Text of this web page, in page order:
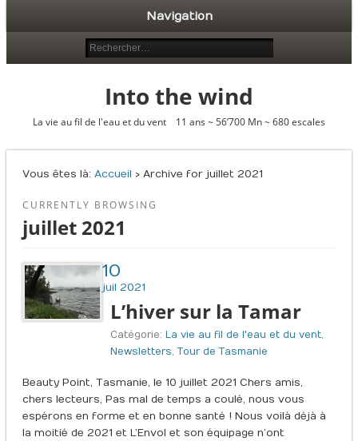
Navigation
Into the wind
La vie au fil de l'eau et du vent 11 ans ~ 56’700 Mn ~ 680 escales
Vous êtes là : Accueil › Archive for juillet 2021
CURRENTLY BROWSING
juillet 2021
10
juil 2021
L’hiver sur la Tamar
Catégorie: La vie au fil de l'eau et du vent,
Newsletters,Tour de Tasmanie
Beauty Point, Tasmanie, le 10 juillet 2021 Chers amis,
chers lecteurs, Pas mal de temps a coulé, nous vous
espérons en forme et en bonne santé ! Nous voilà déjà à
la moitié de 2021 et L’Envol et son équipage n’ont